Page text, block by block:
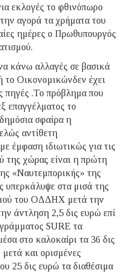
εκλογές το φθινόπωρο
αγορά τα χρήματα του
ημέρες ο Πρωθυπουργός
κάνω αλλαγές σε βασικά
Οικονομικώνδεν έχει
πηγές .Το πρόβλημα που
επαγγέλματος το
σφαίρα η
αντίθετη
έμφαση ιδιωτικώς για τις
της χώρας είναι η πρώτη
«Ναυτεμπορικής» της
υπερκάλυψε στα μισά της
του ΟΔΔΗΧ μετά την
άντληση 2,5 δις ευρώ επί
SURE τα
στο καλοκαίρι τα 36 δις
και ορισμένες
25 δις ευρώ τα διαθέσιμα